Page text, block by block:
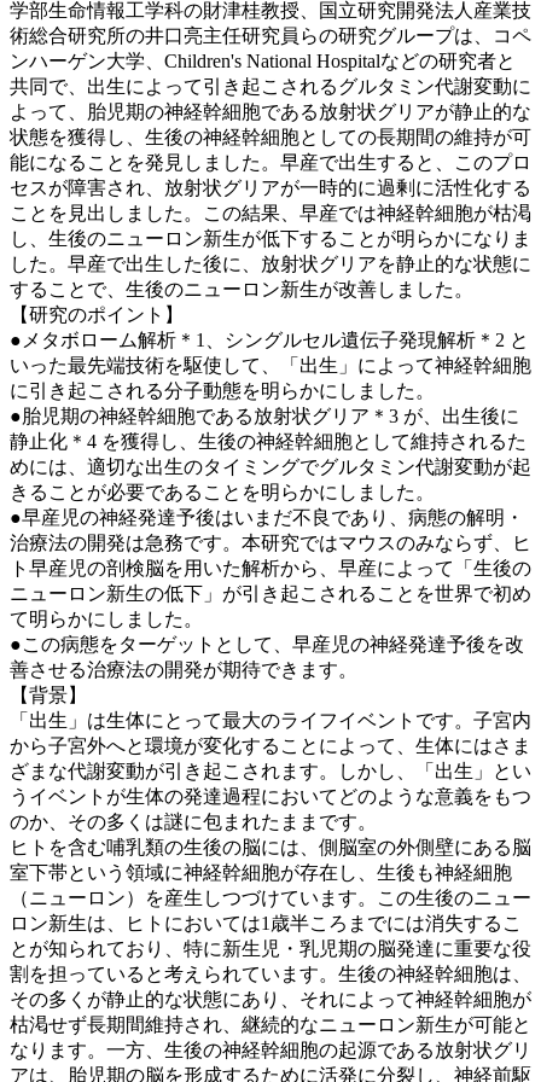
学部生命情報工学科の財津桂教授、国立研究開発法人産業技
術総合研究所の井口亮主任研究員らの研究グループは、コペ
ンハーゲン大学、Children's National Hospitalなどの研究者と
共同で、出生によって引き起こされるグルタミン代謝変動に
よって、胎児期の神経幹細胞である放射状グリアが静止的な
状態を獲得し、生後の神経幹細胞としての長期間の維持が可
能になることを発見しました。早産で出生すると、このプロ
セスが障害され、放射状グリアが一時的に過剰に活性化する
ことを見出しました。この結果、早産では神経幹細胞が枯渇
し、生後のニューロン新生が低下することが明らかになりま
した。早産で出生した後に、放射状グリアを静止的な状態に
することで、生後のニューロン新生が改善しました。
【研究のポイント】
●メタボローム解析＊1、シングルセル遺伝子発現解析＊2 と
いった最先端技術を駆使して、「出生」によって神経幹細胞
に引き起こされる分子動態を明らかにしました。
●胎児期の神経幹細胞である放射状グリア＊3 が、出生後に
静止化＊4 を獲得し、生後の神経幹細胞として維持されるた
めには、適切な出生のタイミングでグルタミン代謝変動が起
きることが必要であることを明らかにしました。
●早産児の神経発達予後はいまだ不良であり、病態の解明・
治療法の開発は急務です。本研究ではマウスのみならず、ヒ
ト早産児の剖検脳を用いた解析から、早産によって「生後の
ニューロン新生の低下」が引き起こされることを世界で初め
て明らかにしました。
●この病態をターゲットとして、早産児の神経発達予後を改
善させる治療法の開発が期待できます。
【背景】
「出生」は生体にとって最大のライフイベントです。子宮内
から子宮外へと環境が変化することによって、生体にはさま
ざまな代謝変動が引き起こされます。しかし、「出生」とい
うイベントが生体の発達過程においてどのような意義をもつ
のか、その多くは謎に包まれたままです。
ヒトを含む哺乳類の生後の脳には、側脳室の外側壁にある脳
室下帯という領域に神経幹細胞が存在し、生後も神経細胞
（ニューロン）を産生しつづけています。この生後のニュー
ロン新生は、ヒトにおいては1歳半ころまでには消失するこ
とが知られており、特に新生児・乳児期の脳発達に重要な役
割を担っていると考えられています。生後の神経幹細胞は、
その多くが静止的な状態にあり、それによって神経幹細胞が
枯渇せず長期間維持され、継続的なニューロン新生が可能と
なります。一方、生後の神経幹細胞の起源である放射状グリ
アは、胎児期の脳を形成するために活発に分裂し、神経前駆